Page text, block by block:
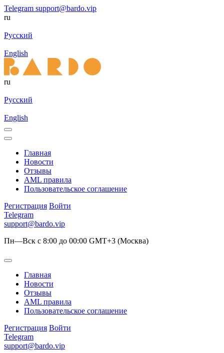
Telegram support@bardo.vip
ru
Русский
English
ru
Русский
English
Главная
Новости
Отзывы
AML правила
Пользовательское соглашение
Регистрация Войти
Telegram
support@bardo.vip
Пн—Вск с 8:00 до 00:00 GMT+3 (Москва)
Главная
Новости
Отзывы
AML правила
Пользовательское соглашение
Регистрация Войти
Telegram
support@bardo.vip